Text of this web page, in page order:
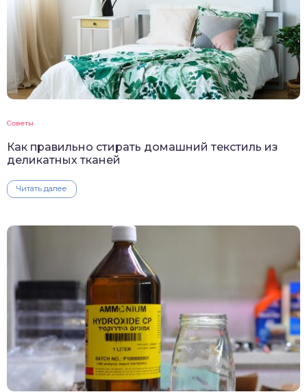
Советы
Как правильно стирать домашний текстиль из
деликатных тканей
Читать далее